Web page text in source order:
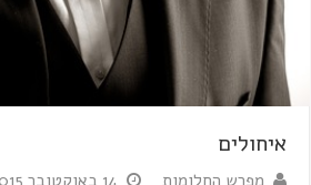
איחולים
מפרש החלומות
14 באוקטובר 2015